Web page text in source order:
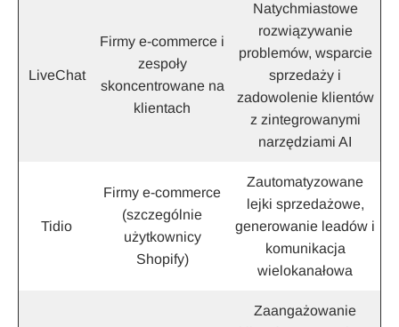
LiveChat
Firmy e-commerce i
zespoły
skoncentrowane na
klientach
Natychmiastowe
rozwiązywanie
problemów, wsparcie
sprzedaży i
zadowolenie klientów
z zintegrowanymi
narzędziami AI
Tidio
Firmy e-commerce
(szczególnie
użytkownicy
Shopify)
Zautomatyzowane
lejki sprzedażowe,
generowanie leadów i
komunikacja
wielokanałowa
Zaangażowanie